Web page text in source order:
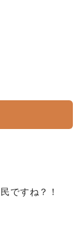
ですね？！